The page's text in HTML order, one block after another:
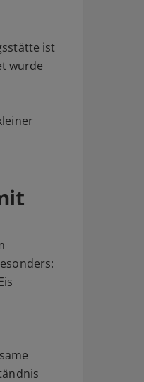
ist
wurde